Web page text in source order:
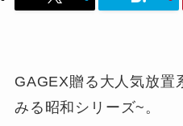
GAGEX贈る大人気放置
みる昭和シリーズ~。